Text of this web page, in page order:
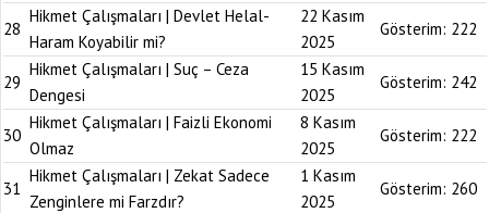
28
Hikmet Çalışmaları | Devlet Helal-
Haram Koyabilir mi?
22 Kasım
2025
Gösterim: 222
29
Hikmet Çalışmaları | Suç – Ceza
Dengesi
15 Kasım
2025
Gösterim: 242
30
Hikmet Çalışmaları | Faizli Ekonomi
Olmaz
8 Kasım
2025
Gösterim: 222
31
Hikmet Çalışmaları | Zekat Sadece
Zenginlere mi Farzdır?
1 Kasım
2025
Gösterim: 260